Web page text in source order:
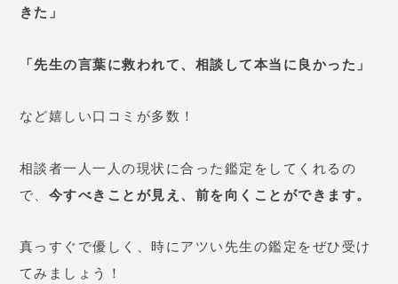
きた」
「先生の言葉に救われて、相談して本当に良かった」
など嬉しい口コミが多数！
相談者一人一人の現状に合った鑑定をしてくれるの
で、 今すべきことが見え、前を向くことができます。
真っすぐで優しく、時にアツい先生の鑑定をぜひ受け
てみましょう！